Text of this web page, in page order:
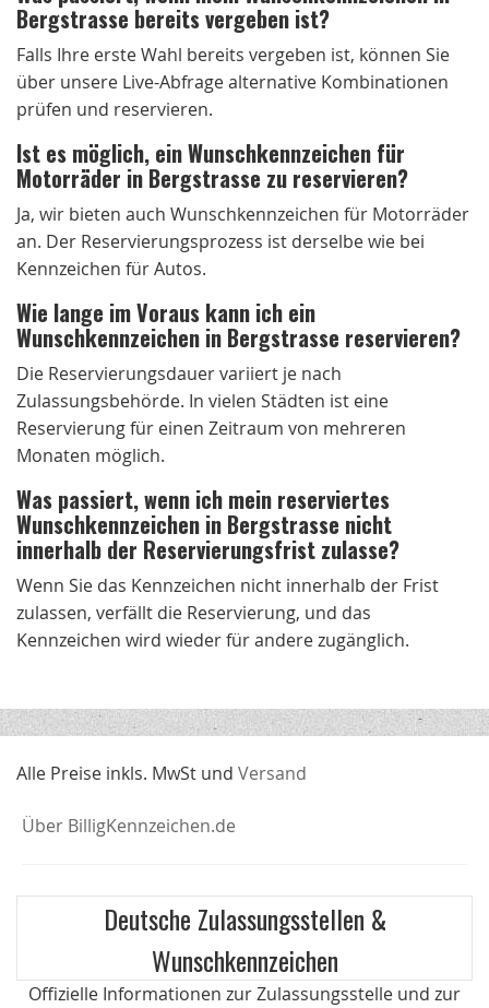
Bergstrasse bereits vergeben ist?
Falls Ihre erste Wahl bereits vergeben ist, können Sie
über unsere Live-Abfrage alternative Kombinationen
prüfen und reservieren.
Ist es möglich, ein Wunschkennzeichen für
Motorräder in Bergstrasse zu reservieren?
Ja, wir bieten auch Wunschkennzeichen für Motorräder
an. Der Reservierungsprozess ist derselbe wie bei
Kennzeichen für Autos.
Wie lange im Voraus kann ich ein
Wunschkennzeichen in Bergstrasse reservieren?
Die Reservierungsdauer variiert je nach
Zulassungsbehörde. In vielen Städten ist eine
Reservierung für einen Zeitraum von mehreren
Monaten möglich.
Was passiert, wenn ich mein reserviertes
Wunschkennzeichen in Bergstrasse nicht
innerhalb der Reservierungsfrist zulasse?
Wenn Sie das Kennzeichen nicht innerhalb der Frist
zulassen, verfällt die Reservierung, und das
Kennzeichen wird wieder für andere zugänglich.
Alle Preise inkls. MwSt und Versand
Über BilligKennzeichen.de
Deutsche Zulassungsstellen &
Wunschkennzeichen
Offizielle Informationen zur Zulassungsstelle und zur